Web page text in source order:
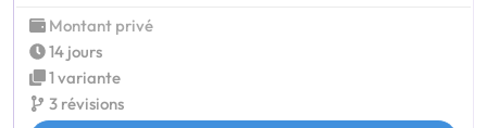
Montant privé
14 jours
1 variante
3 révisions